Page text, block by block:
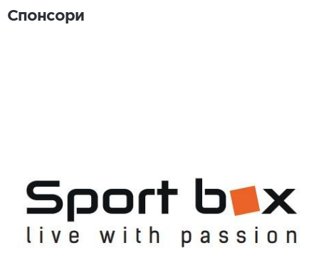
Спонсори